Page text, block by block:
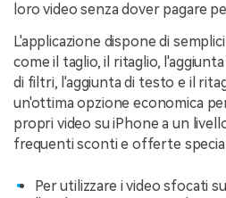
loro video senza dover pagare
L'applicazione dispone di
come il taglio, il ritaglio,
di filtri, l'aggiunta di testo e il
un'ottima opzione economica
propri video su iPhone a un
frequenti sconti e offerte
Per utilizzare i video sfocati